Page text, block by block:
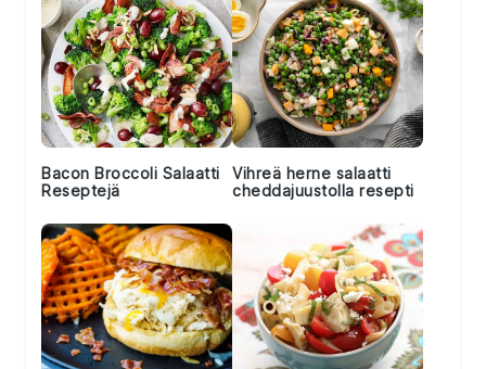
Bacon Broccoli Salaatti
Reseptejä
Vihreä herne salaatti
cheddajuustolla resepti